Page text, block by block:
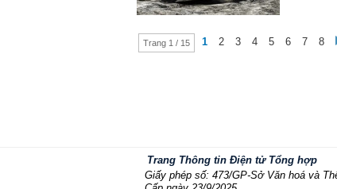
Trang 1 / 15 1 2 3 4 5 6 7 8
Trang Thông tin Điện tử Tổng hợp
Giấy phép số: 473/GP-Sở Văn hoá và